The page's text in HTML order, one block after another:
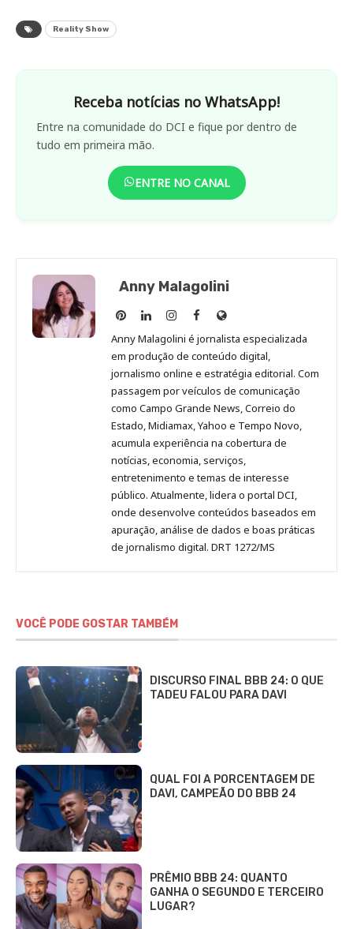
Reality Show
Receba notícias no WhatsApp!
Entre na comunidade do DCI e fique por dentro de
tudo em primeira mão.
ENTRE NO CANAL
Anny Malagolini
Anny
Malagolini
no
Pinterest
Anny
Malagolini
no
LinkedIn
Anny
Malagolini
no
Instagram
Anny
Malagolini
no
Facebook
Site
de
Anny
Malagolini
Anny Malagolini é jornalista especializada
em produção de conteúdo digital,
jornalismo online e estratégia editorial. Com
passagem por veículos de comunicação
como Campo Grande News, Correio do
Estado, Midiamax, Yahoo e Tempo Novo,
acumula experiência na cobertura de
notícias, economia, serviços,
entretenimento e temas de interesse
público. Atualmente, lidera o portal DCI,
onde desenvolve conteúdos baseados em
apuração, análise de dados e boas práticas
de jornalismo digital. DRT 1272/MS
VOCÊ PODE GOSTAR TAMBÉM
DISCURSO FINAL BBB 24: O QUE
TADEU FALOU PARA DAVI
QUAL FOI A PORCENTAGEM DE
DAVI, CAMPEÃO DO BBB 24
PRÊMIO BBB 24: QUANTO
GANHA O SEGUNDO E TERCEIRO
LUGAR?